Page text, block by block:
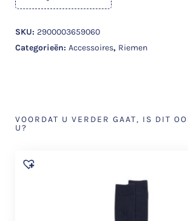
SKU: 2900003659060
Categorieën: Accessoires, Riemen
VOORDAT U VERDER GAAT, IS DIT
U?